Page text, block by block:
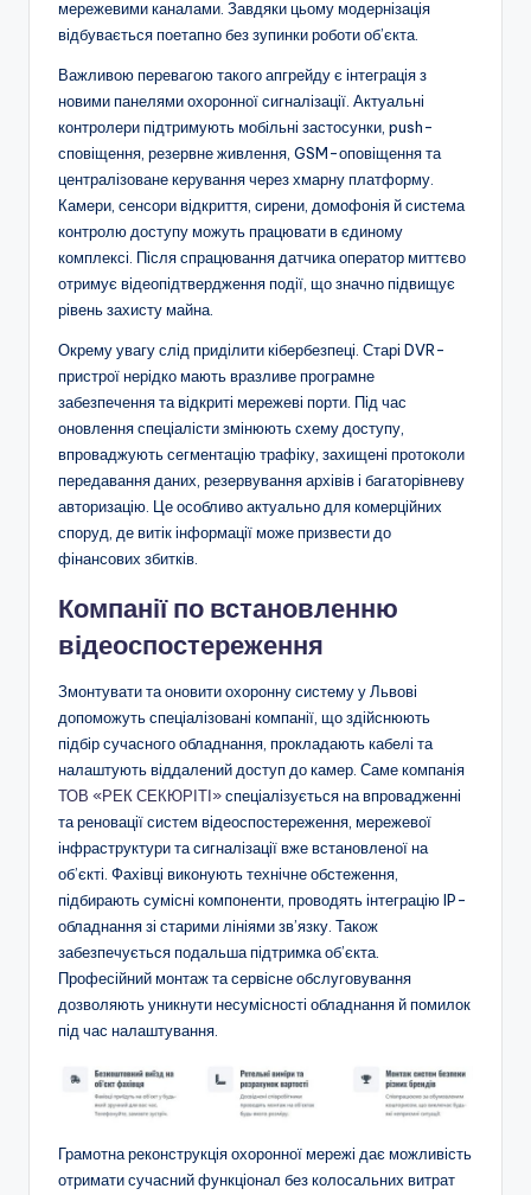
мережевими каналами. Завдяки цьому модернізація
відбувається поетапно без зупинки роботи об’єкта.
Важливою перевагою такого апгрейду є інтеграція з
новими панелями охоронної сигналізації. Актуальні
контролери підтримують мобільні застосунки, push-
сповіщення, резервне живлення, GSM-оповіщення та
централізоване керування через хмарну платформу.
Камери, сенсори відкриття, сирени, домофонія й система
контролю доступу можуть працювати в єдиному
комплексі. Після спрацювання датчика оператор миттєво
отримує відеопідтвердження події, що значно підвищує
рівень захисту майна.
Окрему увагу слід приділити кібербезпеці. Старі DVR-
пристрої нерідко мають вразливе програмне
забезпечення та відкриті мережеві порти. Під час
оновлення спеціалісти змінюють схему доступу,
впроваджують сегментацію трафіку, захищені протоколи
передавання даних, резервування архівів і багаторівневу
авторизацію. Це особливо актуально для комерційних
споруд, де витік інформації може призвести до
фінансових збитків.
Компанії по встановленню
відеоспостереження
Змонтувати та оновити охоронну систему у Львові
допоможуть спеціалізовані компанії, що здійснюють
підбір сучасного обладнання, прокладають кабелі та
налаштують віддалений доступ до камер. Саме компанія
ТОВ «РЕК СЕКЮРІТІ»спеціалізується на впровадженні
та реновації систем відеоспостереження, мережевої
інфраструктури та сигналізації вже встановленої на
об’єкті. Фахівці виконують технічне обстеження,
підбирають сумісні компоненти, проводять інтеграцію IP-
обладнання зі старими лініями зв’язку. Також
забезпечується подальша підтримка об’єкта.
Професійний монтаж та сервісне обслуговування
дозволяють уникнути несумісності обладнання й помилок
під час налаштування.
Грамотна реконструкція охоронної мережі дає можливість
отримати сучасний функціонал без колосальних витрат